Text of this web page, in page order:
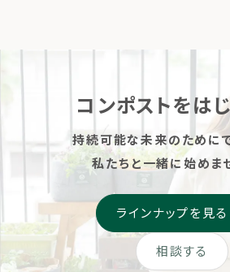
進に関する覚書」を締結しま
万人が暮らしており（2025年
格別のお
勝手なが
[…]
コンポストをは
持続可能な未来のためにで
私たちと一緒に始めま
相談する
ラインナップを見る